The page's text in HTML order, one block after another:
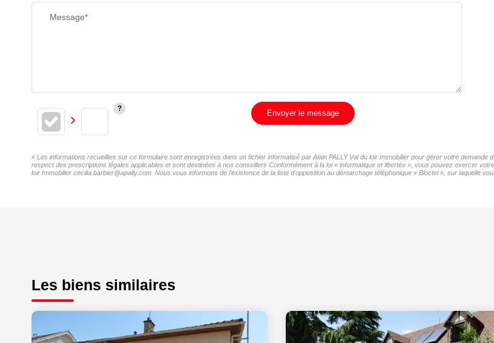
Message*
Envoyer le message
« Les informations recueillies sur ce formulaire sont enregistrées dans un fichier informatisé par Alain PALLY Val du loir Immobilier pour gérer votre
respect des prescriptions légales applicables et sont destinées à nos conseillers Conformément à la loi « informatique et libertés », vous pouvez exercer
loir Immobilier cecilia.barbier@apally.com. Nous vous informons de l'existence de la liste d'opposition au démarchage téléphonique « Bloctel », sur laquelle
Les biens similaires